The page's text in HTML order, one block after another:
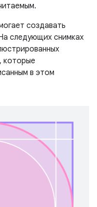
создавать
следующих снимках
которые
в этом